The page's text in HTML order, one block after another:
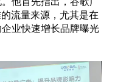
流量来源，尤其是在
业快速增长品牌曝光